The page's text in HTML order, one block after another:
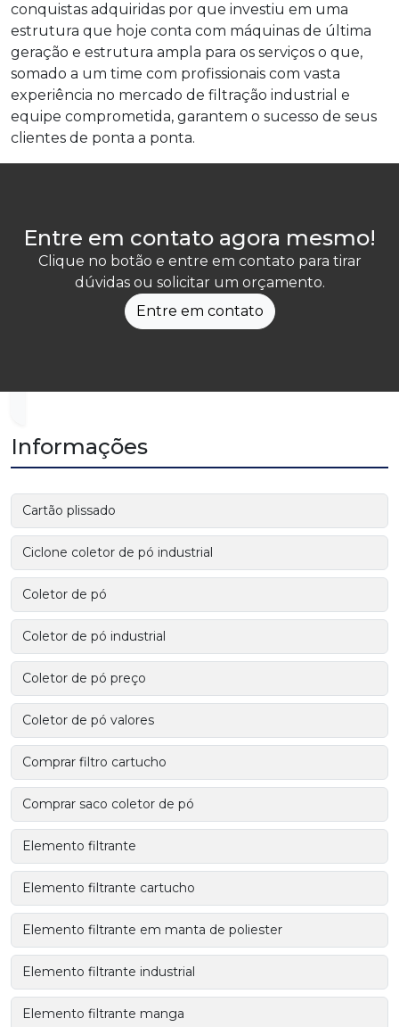
conquistas adquiridas por que investiu em uma
estrutura que hoje conta com máquinas de última
geração e estrutura ampla para os serviços o que,
somado a um time com profissionais com vasta
experiência no mercado de filtração industrial e
equipe comprometida, garantem o sucesso de seus
clientes de ponta a ponta.
Entre em contato agora mesmo!
Clique no botão e entre em contato para tirar
dúvidas ou solicitar um orçamento.
Entre em contato
Informações
Cartão plissado
Ciclone coletor de pó industrial
Coletor de pó
Coletor de pó industrial
Coletor de pó preço
Coletor de pó valores
Comprar filtro cartucho
Comprar saco coletor de pó
Elemento filtrante
Elemento filtrante cartucho
Elemento filtrante em manta de poliester
Elemento filtrante industrial
Elemento filtrante manga